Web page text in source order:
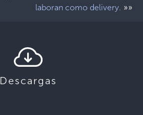
laboran como delivery. »»
Descargas